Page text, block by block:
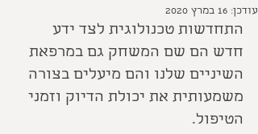
עודכן: 16 במרץ 2020
התחדשות טכנולוגית לצד ידע
חדש הם שם המשחק גם במרפאת
השיניים שלנו והם מיעלים בצורה
משמעותית את יכולת הדיוק וזמני
הטיפול.